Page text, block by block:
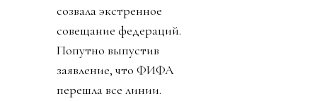
созвала экстренное
совещание федераций.
Попутно выпустив
заявление, что ФИФА
перешла все линии.